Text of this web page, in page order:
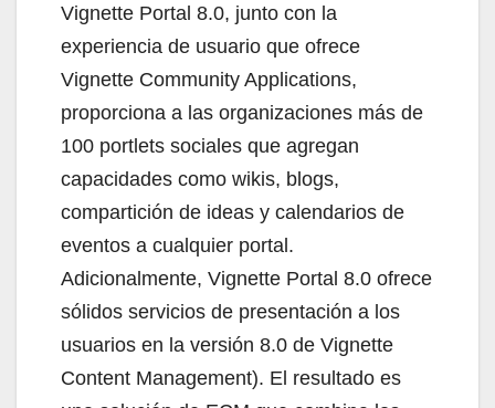
Vignette Portal 8.0, junto con la
experiencia de usuario que ofrece
Vignette Community Applications,
proporciona a las organizaciones más de
100 portlets sociales que agregan
capacidades como wikis, blogs,
compartición de ideas y calendarios de
eventos a cualquier portal.
Adicionalmente, Vignette Portal 8.0 ofrece
sólidos servicios de presentación a los
usuarios en la versión 8.0 de Vignette
Content Management). El resultado es